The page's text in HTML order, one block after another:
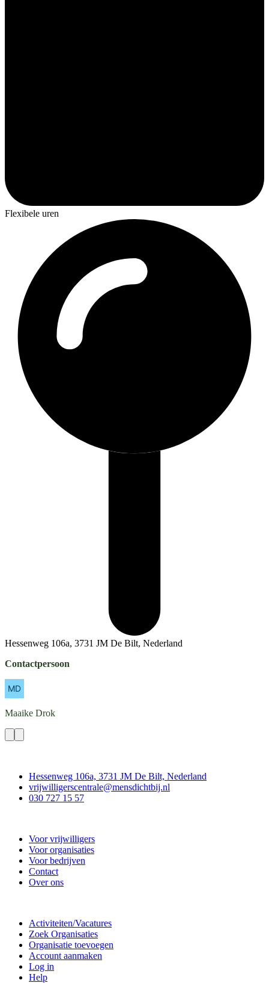
Flexibele uren
Hessenweg 106a, 3731 JM De Bilt, Nederland
Contactpersoon
Maaike Drok
Hessenweg 106a, 3731 JM De Bilt, Nederland
vrijwilligerscentrale@mensdichtbij.nl
030 727 15 57
Voor vrijwilligers
Voor organisaties
Voor bedrijven
Contact
Over ons
Activiteiten/Vacatures
Zoek Organisaties
Organisatie toevoegen
Account aanmaken
Log in
Help